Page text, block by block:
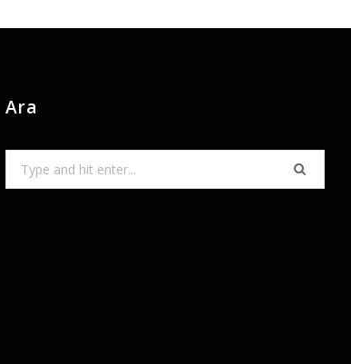
Ara